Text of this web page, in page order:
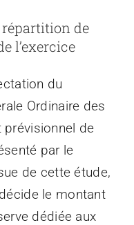
de
l’exercice
du
Ordinaire des
de
par le
de cette étude,
le montant
dédiée aux